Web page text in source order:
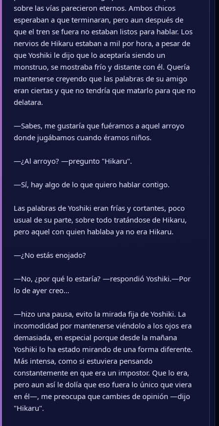
sobre las vías parecieron eternos. Ambos chicos
esperaban a que terminaran, pero aun después de
que el tren se fuera no estaban listos para hablar. Los
nervios de Hikaru estaban a mil por hora, a pesar de
que Yoshiki le dijo que lo aceptaría siendo un
monstruo, se mostraba frío y distante con él. Quería
mantenerse creyendo que las palabras de su amigo
eran ciertas y que no tendría que matarlo para que no
delatara.
—Sabes, me gustaría que fuéramos a aquel arroyo
donde jugábamos cuando éramos niños.
—¿Al arroyo? —pregunto "Hikaru".
—Sí, hay algo de lo que quiero hablar contigo.
Las palabras de Yoshiki eran frías y cortantes, poco
usual de su parte, sobre todo tratándose de Hikaru,
pero aquel con quien hablaba ya no era Hikaru.
—¿No estás enojado?
—No, ¿por qué lo estaría? —respondió Yoshiki.—Por
lo de ayer creo…
—hizo una pausa, evito la mirada fija de Yoshiki. La
incomodidad por mantenerse viéndolo a los ojos era
demasiada, en especial porque desde la mañana
Yoshiki lo ha estado mirando de una forma diferente.
Más intensa, como si estuviera pensando
constantemente en que era un impostor. Que lo era,
pero aun así le dolía que eso fuera lo único que viera
en él—, me preocupa que cambies de opinión —dijo
"Hikaru".